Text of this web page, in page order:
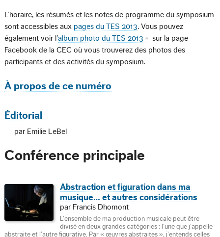
L’horaire, les résumés et les notes de programme du symposium
sont accessibles aux pages du TES 2013. Vous pouvez
également voir l’album photo du TES 2013
sur la page
Facebook de la CEC où vous trouverez des photos des
participants et des activités du symposium.
À propos de ce numéro
Éditorial
par Emilie LeBel
Conférence principale
Abstraction et figuration dans ma
musique… et autres considérations
par Francis Dhomont
L’ensemble de ma production musicale peut être
divisé en deux grandes catégories : l’une que j’appelle
abstraite et l’autre figurative. Par « œuvres abstraites », j’entends celles